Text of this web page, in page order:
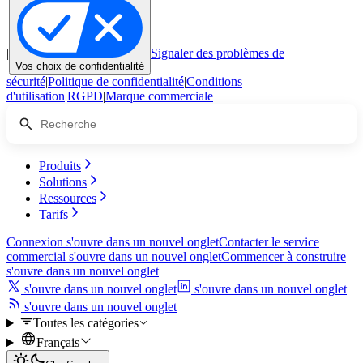
|
Vos choix de confidentialité
Signaler des problèmes de
sécurité|Politique de confidentialité|Conditions
d'utilisation|RGPD|Marque commerciale
Produits
Solutions
Ressources
Tarifs
Connexion s'ouvre dans un nouvel ongletContacter le service
commercial s'ouvre dans un nouvel ongletCommencer à construire
s'ouvre dans un nouvel onglet
s'ouvre dans un nouvel onglet
s'ouvre dans un nouvel onglet
s'ouvre dans un nouvel onglet
Toutes les catégories
Français